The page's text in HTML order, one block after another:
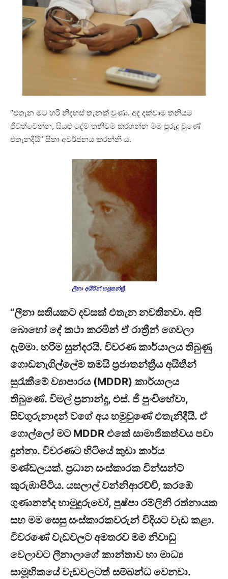
“එතැන මට හරි නිදහස් තැනක් වුණා. අද දක්වාම තනියම
ජීවත්වෙන්න, සියළු දේම තනිවම කරගන්න මම පුරුදු වුණේ
එතැනදීයි” සීතා අවර්ජනය කරන්නී ය.
ලීනා අයිරින් හපුතන්ත්‍රී
“ලීනා සතියකට දවසක් එතැන නවතිනවා. අපි
බොහෝ දේ කථා කරමින් ඒ රාත්‍රීන් ගෙවලා
දැම්මා. හරිම සුන්දරයි. විවරණ කාර්යාලය තිබුණු
ගොඩනැගිල්ලේම තමයි ප්‍රජාතන්ත්‍රීය අයිතීන්
සුරැකීමේ ව්‍යාපාරය (MDDR) කාර්යාලය
තිබුණේ. විමල් ප්‍රනාන්දු, එස්. ජී පුංචිහේවා,
සිවගුරුනාදන් වගේ අය හමුවුණේ එතැනිදීයි. ඒ
ගොල්ලෝ මට MDDR එකේ සාමාජිකත්වය පවා
දුන්නා. විවරණට හිටියේ කුඩා කාර්ය
මණ්ඩලයක්. ප්‍රධාන සංස්කාරක වින්සන්ට්
කුරුඹාපිටිය. යසලාල් වන්නිආරච්චි, කරඹේ
ගුණානන්ද හාමුදුරුවෝ, පුෂ්පා රම්ලිනි රත්නායක
සහ මම සෙසු සංස්කාරකවරුන් විදියට වැඩ කළා.
විවරණේ වැඩවලට අමතරව මම නිවාඩු
වෙලාවට ලීනාලාගේ කාන්තාව හා මාධ්‍ය
සාමූහිකයේ වැඩවලටත් සම්බන්ධ වෙනවා.